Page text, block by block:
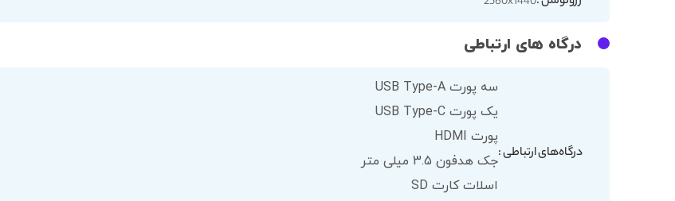
درگاه های ارتباطی
درگاه‌های ارتباطی :
سه پورت USB Type-A
یک پورت USB Type-C
پورت HDMI
جک هدفون 3.5 میلی متر
اسلات کارت SD